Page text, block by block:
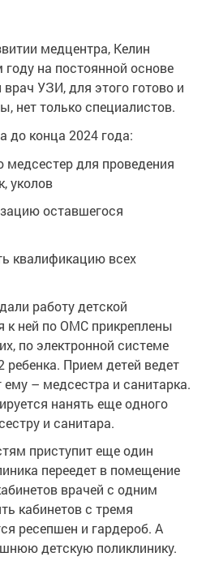
медцентра, Келин
на постоянной основе
УЗИ, для этого готово и
нет только специалистов.
до конца 2024 года:
медсестер для проведения
уколов
оставшегося
квалификацию всех
работу детской
к ней по ОМС прикреплены
по электронной системе
Прием детей ведет
– медсестра и санитарка.
нанять еще одного
и санитара.
приступит еще один
переедет в помещение
врачей с одним
кабинетов с тремя
ресепшен и гардероб. А
детскую поликлинику.